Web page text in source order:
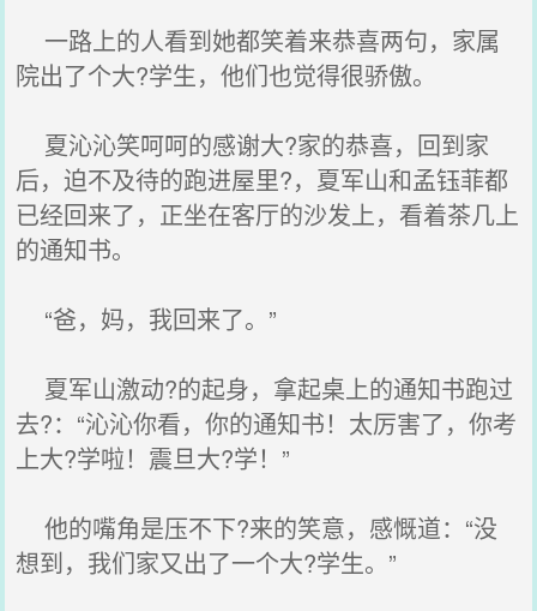
一路上的人看到她都笑着来恭喜两句，家属
院出了个大?学生，他们也觉得很骄傲。
夏沁沁笑呵呵的感谢大?家的恭喜，回到家
后，迫不及待的跑进屋里?，夏军山和孟钰菲都
已经回来了，正坐在客厅的沙发上，看着茶几上
的通知书。
“爸，妈，我回来了。”
夏军山激动?的起身，拿起桌上的通知书跑过
去?：“沁沁你看，你的通知书！太厉害了，你考
上大?学啦！震旦大?学！”
他的嘴角是压不下?来的笑意，感慨道：“没
想到，我们家又出了一个大?学生。”